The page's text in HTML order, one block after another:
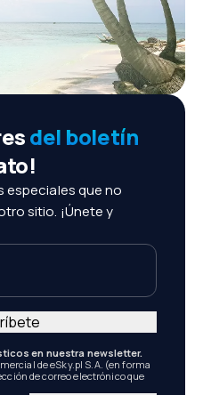
del boletín
especiales que no
sitio. ¡Únete y
en nuestra newsletter.
de eSky.pl S.A. (en forma
de correo electrónico que